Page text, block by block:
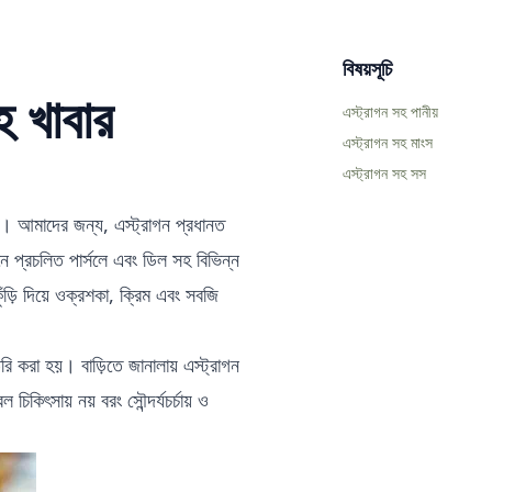
আমাদের জন্য, এস্ট্রাগন প্রধানত
প্রচলিত পার্সলে এবং ডিল সহ বিভিন্ন
দিয়ে ওক্রশকা, ক্রিম এবং সবজি
করা হয়। বাড়িতে জানালায় এস্ট্রাগন
চিকিৎসায়নয় বরং সৌন্দর্যচর্চায়ও
বিষয়সূচি
এস্ট্রাগন সহ পানীয়
এস্ট্রাগন সহ মাংস
এস্ট্রাগন সহ সস